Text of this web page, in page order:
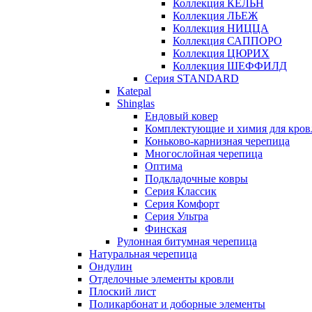
Коллекция КЁЛЬН
Коллекция ЛЬЕЖ
Коллекция НИЦЦА
Коллекция САППОРО
Коллекция ЦЮРИХ
Коллекция ШЕФФИЛД
Серия STANDARD
Katepal
Shinglas
Ендовый ковер
Комплектующие и химия для
Коньково-карнизная черепица
Многослойная черепица
Оптима
Подкладочные ковры
Серия Классик
Серия Комфорт
Серия Ультра
Финская
Рулонная битумная черепица
Натуральная черепица
Ондулин
Отделочные элементы кровли
Плоский лист
Поликарбонат и доборные элементы